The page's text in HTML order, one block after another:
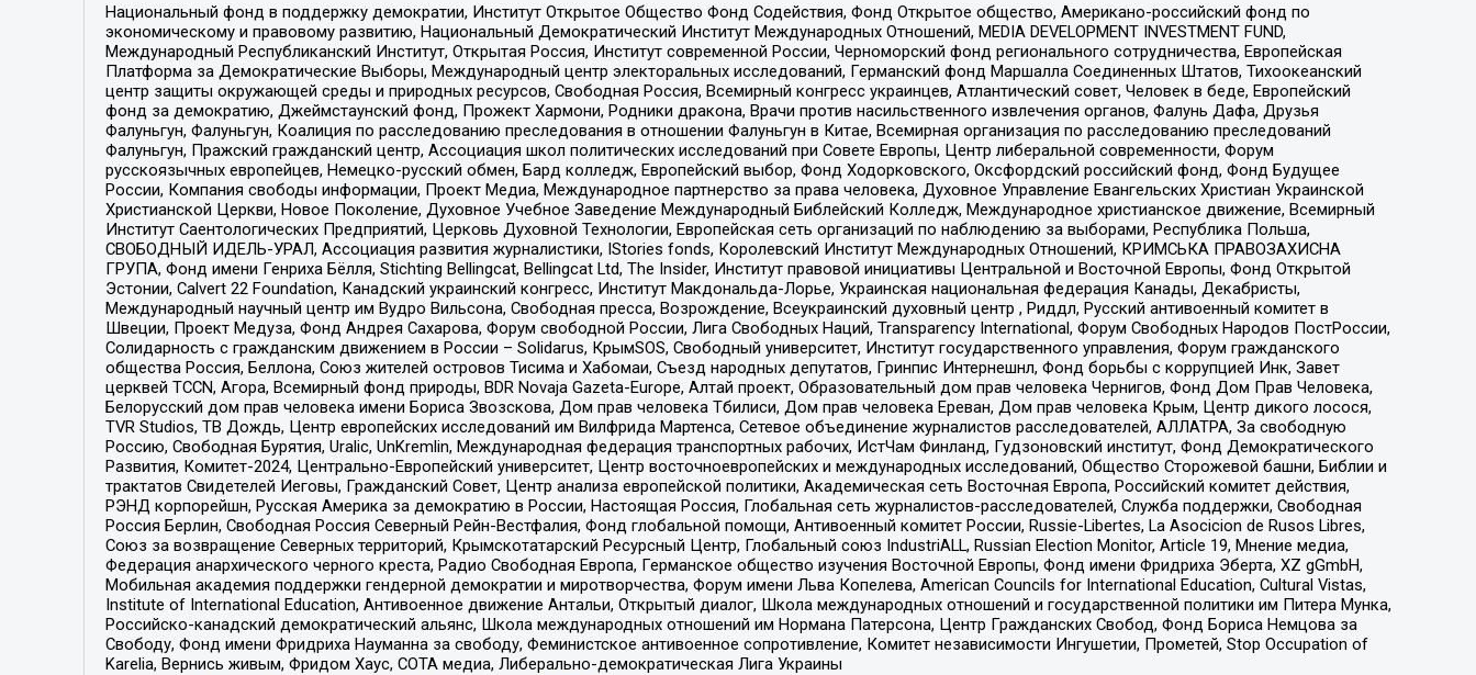
Национальный фонд в поддержку демократии, Институт Открытое Общество Фонд Содействия, Фонд Открытое общество, Американо-российский фонд по
экономическому и правовому развитию, Национальный Демократический Институт Международных Отношений, MEDIA DEVELOPMENT INVESTMENT FUND,
Международный Республиканский Институт, Открытая Россия, Институт современной России, Черноморский фонд регионального сотрудничества, Европейская
Платформа за Демократические Выборы, Международный центр электоральных исследований, Германский фонд Маршалла Соединенных Штатов, Тихоокеанский
центр защиты окружающей среды и природных ресурсов, Свободная Россия, Всемирный конгресс украинцев, Атлантический совет, Человек в беде, Европейский
фонд за демократию, Джеймстаунский фонд, Прожект Хармони, Родники дракона, Врачи против насильственного извлечения органов, Фалунь Дафа, Друзья
Фалуньгун, Фалуньгун, Коалиция по расследованию преследования в отношении Фалуньгун в Китае, Всемирная организация по расследованию преследований
Фалуньгун, Пражский гражданский центр, Ассоциация школ политических исследований при Совете Европы, Центр либеральной современности, Форум
русскоязычных европейцев, Немецко-русский обмен, Бард колледж, Европейский выбор, Фонд Ходорковского, Оксфордский российский фонд, Фонд Будущее
России, Компания свободы информации, Проект Медиа, Международное партнерство за права человека, Духовное Управление Евангельских Христиан Украинской
Христианской Церкви, Новое Поколение, Духовное Учебное Заведение Международный Библейский Колледж, Международное христианское движение, Всемирный
Институт Саентологических Предприятий, Церковь Духовной Технологии, Европейская сеть организаций по наблюдению за выборами, Республика Польша,
СВОБОДНЫЙ ИДЕЛЬ-УРАЛ, Ассоциация развития журналистики, IStories fonds, Королевский Институт Международных Отношений, КРИМСЬКА ПРАВОЗАХИСНА
ГРУПА, Фонд имени Генриха Бёлля, Stichting Bellingcat, Bellingcat Ltd, The Insider, Институт правовой инициативы Центральной и Восточной Европы, Фонд Открытой
Эстонии, Calvert 22 Foundation, Канадский украинский конгресс, Институт Макдональда-Лорье, Украинская национальная федерация Канады, Декабристы,
Международный научный центр им Вудро Вильсона, Свободная пресса, Возрождение, Всеукраинский духовный центр , Риддл, Русский антивоенный комитет в
Швеции, Проект Медуза, Фонд Андрея Сахарова, Форум свободной России, Лига Свободных Наций, Transparеncy International, Форум Свободных Народов ПостРоссии,
Солидарность с гражданским движением в России – Solidarus, КрымSOS, Свободный университет, Институт государственного управления, Форум гражданского
общества Россия, Беллона, Союз жителей островов Тисима и Хабомаи, Съезд народных депутатов, Гринпис Интернешнл, Фонд борьбы с коррупцией Инк, Завет
церквей TCCN, Агора, Всемирный фонд природы, BDR Novaja Gazeta-Europe, Алтай проект, Образовательный дом прав человека Чернигов, Фонд Дом Прав Человека,
Белорусский дом прав человека имени Бориса Звозскова, Дом прав человека Тбилиси, Дом прав человека Ереван, Дом прав человека Крым, Центр дикого лосося,
TVR Studios, ТВ Дождь, Центр европейских исследований им Вилфрида Мартенса, Сетевое объединение журналистов расследователей, АЛЛАТРА, За свободную
Россию, Свободная Бурятия, Uralic, UnKremlin, Международная федерация транспортных рабочих, ИстЧам Финланд, Гудзоновский институт, Фонд Демократического
Развития, Комитет-2024, Центрально-Европейский университет, Центр восточноевропейских и международных исследований, Общество Сторожевой башни, Библии и
трактатов Свидетелей Иеговы, Гражданский Совет, Центр анализа европейской политики, Академическая сеть Восточная Европа, Российский комитет действия,
РЭНД корпорейшн, Русская Америка за демократию в России, Настоящая Россия, Глобальная сеть журналистов-расследователей, Служба поддержки, Свободная
Россия Берлин, Свободная Россия Северный Рейн-Вестфалия, Фонд глобальной помощи, Антивоенный комитет России, Russie-Libertes, La Asocicion de Rusos Libres,
Союз за возвращение Северных территорий, Крымскотатарский Ресурсный Центр, Глобальный союз IndustriALL, Russian Election Monitor, Article 19, Мнение медиа,
Федерация анархического черного креста, Радио Свободная Европа, Германское общество изучения Восточной Европы, Фонд имени Фридриха Эберта, XZ gGmbH,
Мобильная академия поддержки гендерной демократии и миротворчества, Форум имени Льва Копелева, American Councils for International Education, Cultural Vistas,
Institute of International Education, Антивоенное движение Антальи, Открытый диалог, Школа международных отношений и государственной политики им Питера Мунка,
Российско-канадский демократический альянс, Школа международных отношений им Нормана Патерсона, Центр Гражданских Свобод, Фонд Бориса Немцова за
Свободу, Фонд имени Фридриха Науманна за свободу, Феминистское антивоенное сопротивление, Комитет независимости Ингушетии, Прометей, Stop Occupation of
Karelia, Вернись живым, Фридом Хаус, СОТА медиа, Либерально-демократическая Лига Украины